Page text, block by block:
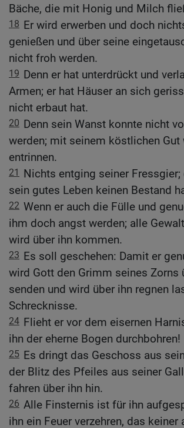
Bäche, die mit Honig und Milch
18 Er wird erwerben und doch
genießen und über seine
nicht froh werden.
19 Denn er hat unterdrückt und
Armen; er hat Häuser an sich
nicht erbaut hat.
20 Denn sein Wanst konnte nicht
werden; mit seinem köstlichen Gut
entrinnen.
21
Nichts entging seiner
sein gutes Leben keinen Bestand
22 Wenn er auch die Fülle und
ihm doch angst werden; alle
wird über ihn kommen.
23 Es soll geschehen: Damit er
wird Gott den Grimm seines Zorns
senden und wird über ihn regnen
Schrecknisse.
24 Flieht er vor dem eisernen
ihn der eherne Bogen durchbohren!
25 Es dringt das Geschoss aus
der Blitz des Pfeiles aus seiner
fahren über ihn hin.
26 Alle Finsternis ist für ihn
ihn ein Feuer verzehren, das keiner